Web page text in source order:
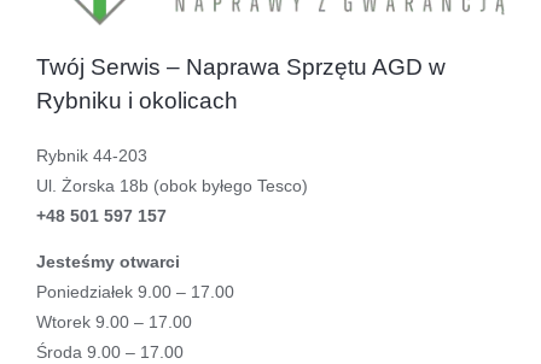
Twój Serwis – Naprawa Sprzętu AGD w
Rybniku i okolicach
Rybnik 44-203
Ul. Żorska 18b (obok byłego Tesco)
+48 501 597 157
Jesteśmy otwarci
Poniedziałek 9.00 – 17.00
Wtorek 9.00 – 17.00
Środa 9.00 – 17.00